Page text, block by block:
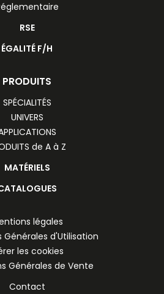
RSE
ÉGALITÉ F/H
PRODUITS
SPÉCIALITÉS
UNIVERS
de A à Z
MATÉRIELS
légales
Générales d'Utilisation
les cookies
Générales de Vente
Contact